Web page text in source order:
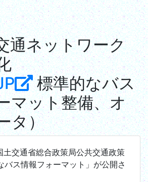
通ネットワーク
標準的なバス
マット整備、オ
タ）
土交通省総合政策局公共交通政策
バス情報フォーマット」が公開さ